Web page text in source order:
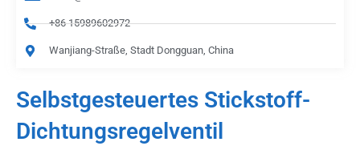
+86 15989602972
Wanjiang-Straße, Stadt Dongguan, China
Selbstgesteuertes Stickstoff-
Dichtungsregelventil